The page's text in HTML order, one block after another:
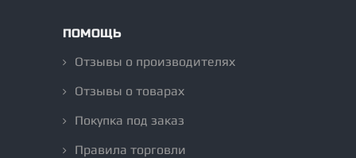
ПОМОЩЬ
Отзывы о производителях
Отзывы о товарах
Покупка под заказ
Правила торговли